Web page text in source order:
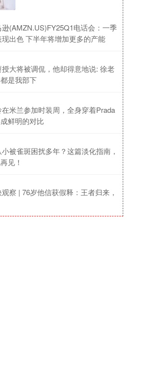
(AMZN.US)FY25Q1电话会：一季
现出色 下半年将增加更多的产能
授大将被调侃，他却得意地说: 徐老
是我部下
米兰参加时装周，全身穿着Prada
鲜明的对比
被雀斑困扰多年？这篇淡化指南，
见！
察 | 76岁他信获假释：王者归来，